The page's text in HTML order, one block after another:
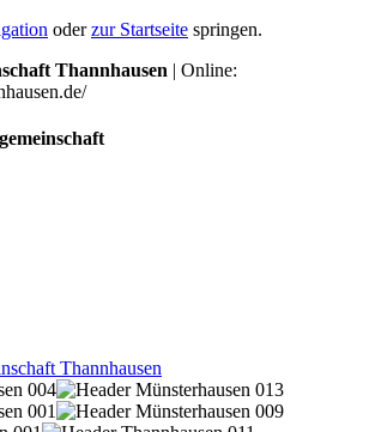
oderzur Startseite springen.
Thannhausen | Online: